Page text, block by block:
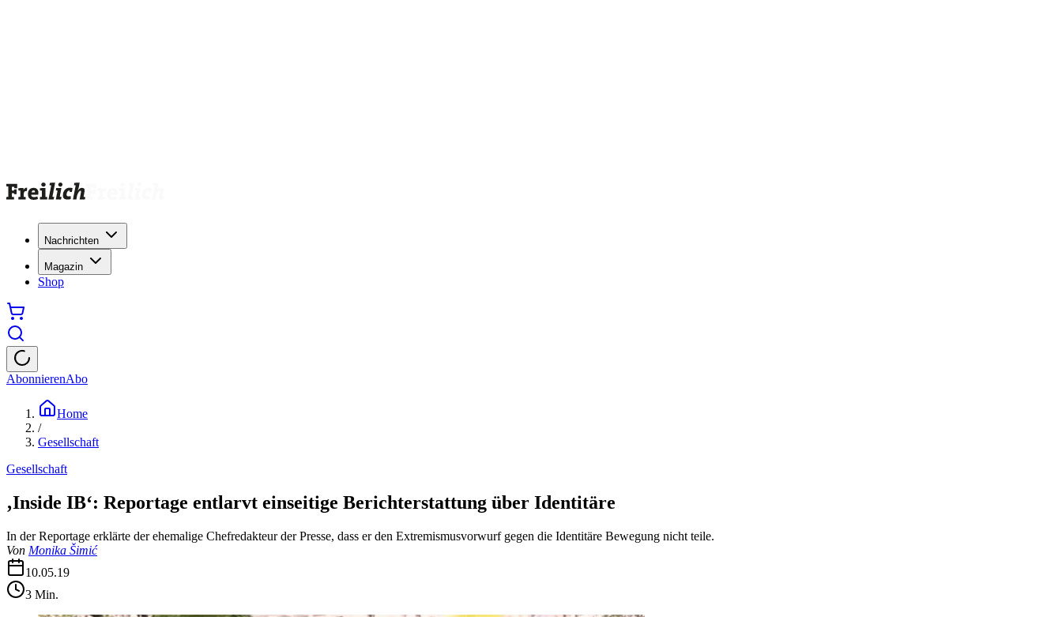
Nachrichten
Magazin
Shop
AbonnierenAbo
Home
/
Gesellschaft
Gesellschaft
‚Inside IB‘: Reportage entlarvt einseitige Berichterstattung über Identitäre
In der Reportage erklärte der ehemalige Chefredakteur der Presse, dass er den Extremismusvorwurf gegen die Identitäre Bewegung nicht teile.
Von Monika Šimić
10.05.19
3 Min.